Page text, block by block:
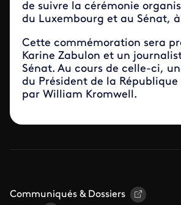
de suivre la cérémonie
du Luxembourg et au Sénat, à
Cette commémoration sera
Karine Zabulon et un
Sénat. Au cours de celle-ci,
du Président de la République
par William Kromwell.
Communiqués & Dossiers